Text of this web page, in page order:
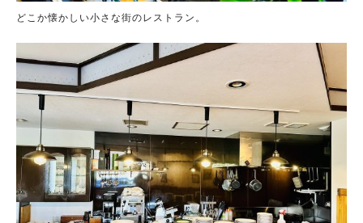
どこか懐かしい小さな街のレストラン。